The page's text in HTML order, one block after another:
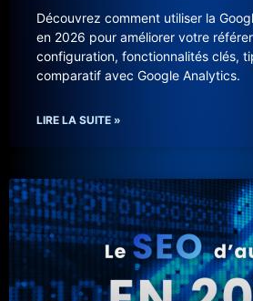
Découvrez comment utiliser la
en 2026 pour améliorer votre
configuration, fonctionnalités clés,
comparatif avec Google Analytics.
LIRE LA SUITE »